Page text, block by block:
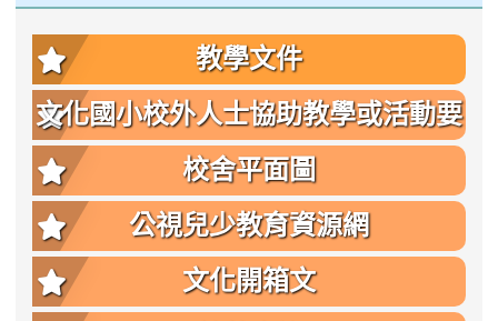
教學文件
文化國小校外人士協助教學或活動要
點
校舍平面圖
公視兒少教育資源網
文化開箱文